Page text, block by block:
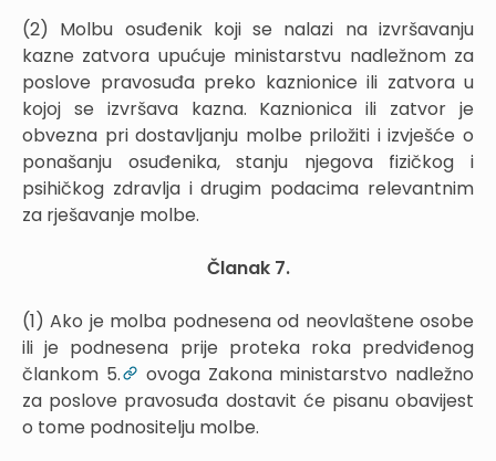
(2) Molbu osuđenik koji se nalazi na izvršavanju
kazne zatvora upućuje ministarstvu nadležnom za
poslove pravosuđa preko kaznionice ili zatvora u
kojoj se izvršava kazna. Kaznionica ili zatvor je
obvezna pri dostavljanju molbe priložiti i izvješće o
ponašanju osuđenika, stanju njegova fizičkog i
psihičkog zdravlja i drugim podacima relevantnim
za rješavanje molbe.
Članak 7.
(1) Ako je molba podnesena od neovlaštene osobe
ili je podnesena prije proteka roka predviđenog
člankom 5.
ovoga Zakona ministarstvo nadležno
za poslove pravosuđa dostavit će pisanu obavijest
o tome podnositelju molbe.